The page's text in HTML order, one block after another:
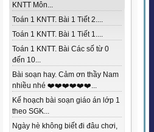
KNTT Môn...
Toán 1 KNTT. Bài 1 Tiết 2....
Toán 1 KNTT. Bài 1 Tiết 1....
Toán 1 KNTT. Bài Các số từ 0
đến 10...
Bài soạn hay. Cảm ơn thầy Nam
nhiều nhé ❤️❤️❤️❤️❤️❤️...
Kế hoạch bài soạn giáo án lớp 1
theo SGK...
Ngày hè không biết đi đâu chơi,